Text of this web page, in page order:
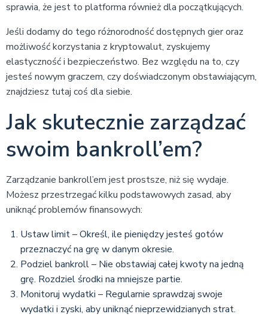
sprawia, że jest to platforma również dla początkujących.
Jeśli dodamy do tego różnorodność dostępnych gier oraz
możliwość korzystania z kryptowalut, zyskujemy
elastyczność i bezpieczeństwo. Bez względu na to, czy
jesteś nowym graczem, czy doświadczonym obstawiającym,
znajdziesz tutaj coś dla siebie.
Jak skutecznie zarządzać
swoim bankroll’em?
Zarządzanie bankroll’em jest prostsze, niż się wydaje.
Możesz przestrzegać kilku podstawowych zasad, aby
uniknąć problemów finansowych:
Ustaw limit – Określ, ile pieniędzy jesteś gotów
przeznaczyć na grę w danym okresie.
Podziel bankroll – Nie obstawiaj całej kwoty na jedną
grę. Rozdziel środki na mniejsze partie.
Monitoruj wydatki – Regularnie sprawdzaj swoje
wydatki i zyski, aby uniknąć nieprzewidzianych strat.